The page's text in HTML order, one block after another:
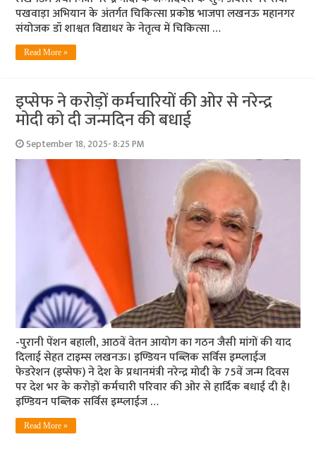
पखवाड़ा अभियान के अंतर्गत चिकित्सा प्रकोष्ठ भाजपा लखनऊ महानगर
संयोजक डॉ शाश्वत विद्याधर के नेतृत्व में चिकित्सा …
Read More »
इप्सेफ ने करोड़ों कर्मचारियों की ओर से नरेन्द्र
मोदी को दी जन्मदिन की बधाई
September 18, 2025- 8:25 PM
-पुरानी पेंशन बहाली, आठवें वेतन आयोग का गठन जैसी मांगों की याद
दिलाई सेहत टाइम्स लखनऊ। इण्डियन पब्लिक सर्विस इम्प्लाईज
फेडरेशन (इप्सेफ) ने देश के प्रधानमंत्री नरेन्द्र मोदी के 75वें जन्म दिवस
पर देश भर के करोड़ों कर्मचारी परिवार की ओर से हार्दिक बधाई दी है।
इण्डियन पब्लिक सर्विस इम्प्लाईज …
Read More »